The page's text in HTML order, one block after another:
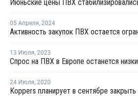
Июньские цены ПВХ
05 Апреля, 2024
13 Июля, 2023
24 Июля, 2020